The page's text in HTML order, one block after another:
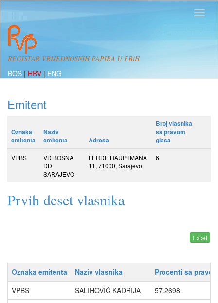
REGISTAR VRIJEDNOSNIH PAPIRA U FBiH
BOS | HRV | ENG
Emitent
Oznaka
emitenta
Naziv
emitenta
Adresa
Broj vlasnika
sa pravom
glasa
VPBS
VD BOSNA
DD
SARAJEVO
FERDE HAUPTMANA
11, 71000, Sarajevo
6
Prvih deset vlasnika
Oznaka emitenta Naziv vlasnika
Procenti sa
VPBS
SALIHOVIĆ KADRIJA
57.2698